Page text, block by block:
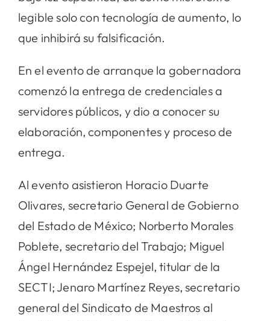
legible solo con tecnología de aumento, lo
que inhibirá su falsificación.
En el evento de arranque la gobernadora
comenzó la entrega de credenciales a
servidores públicos, y dio a conocer su
elaboración, componentes y proceso de
entrega.
Al evento asistieron Horacio Duarte
Olivares, secretario General de Gobierno
del Estado de México; Norberto Morales
Poblete, secretario del Trabajo; Miguel
Ángel Hernández Espejel, titular de la
SECTI; Jenaro Martínez Reyes, secretario
general del Sindicato de Maestros al